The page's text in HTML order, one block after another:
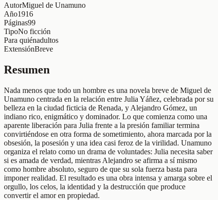
AutorMiguel de Unamuno
Año1916
Páginas99
TipoNo ficción
Para quiénadultos
ExtensiónBreve
Resumen
Nada menos que todo un hombre es una novela breve de Miguel de
Unamuno centrada en la relación entre Julia Yáñez, celebrada por su
belleza en la ciudad ficticia de Renada, y Alejandro Gómez, un
indiano rico, enigmático y dominador. Lo que comienza como una
aparente liberación para Julia frente a la presión familiar termina
convirtiéndose en otra forma de sometimiento, ahora marcada por la
obsesión, la posesión y una idea casi feroz de la virilidad. Unamuno
organiza el relato como un drama de voluntades: Julia necesita saber
si es amada de verdad, mientras Alejandro se afirma a sí mismo
como hombre absoluto, seguro de que su sola fuerza basta para
imponer realidad. El resultado es una obra intensa y amarga sobre el
orgullo, los celos, la identidad y la destrucción que produce
convertir el amor en propiedad.